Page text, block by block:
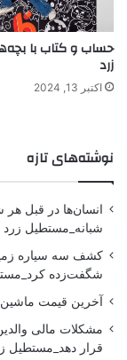
حساب و کتاب با
زرد
اکتبر 13, 2024
نوشته‌های تازه
انسان‌ها در قبل هر
شبانه_مستطیل زرد
کشف سه سیاره
شگفت‌زده
آخرین قیمت ماشین در بازار
مشکلات مالی
قرار دهد_مستطیل